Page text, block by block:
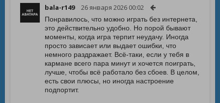
bala-r149 26 января 2026 00:02
Понравилось, что можно играть без интернета,
это действительно удобно. Но порой бывают
моменты, когда игра терпит неудачу. Иногда
просто зависает или выдает ошибки, что
немного раздражает. Всё-таки, если у тебя в
кармане всего пара минут и хочется поиграть,
лучше, чтобы всё работало без сбоев. В целом,
есть свои плюсы, но иногда настроение
подпортит.